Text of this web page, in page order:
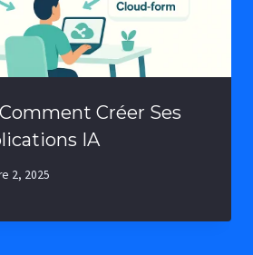
Créer Ses
IA
2, 2025